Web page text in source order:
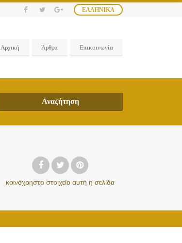
ΕΛΛΗΝΙΚΆ
Αρχική Άρθρα Επικοινωνία
Αναζήτηση
κοινόχρηστο στοιχείο αυτή η σελίδα